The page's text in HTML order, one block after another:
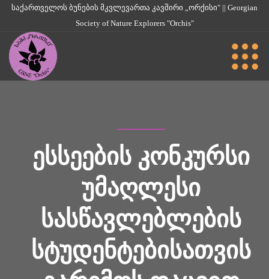
საქართველოს ბუნების მკვლევართა კავშირი „ორქისი" || Georgian
Society of Nature Explorers "Orchis"
ᲔᲡᲡᲔᲔᲑᲘᲡ ᲙᲝᲜᲙᲣᲠᲡᲘ
ᲣᲛᲐᲦᲚᲔᲡᲘ
ᲡᲐᲡᲬᲐᲕᲚᲔᲑᲚᲔᲑᲘᲡ
ᲡᲢᲣᲓᲔᲜᲢᲔᲑᲘᲡᲐᲗᲕᲘᲡ